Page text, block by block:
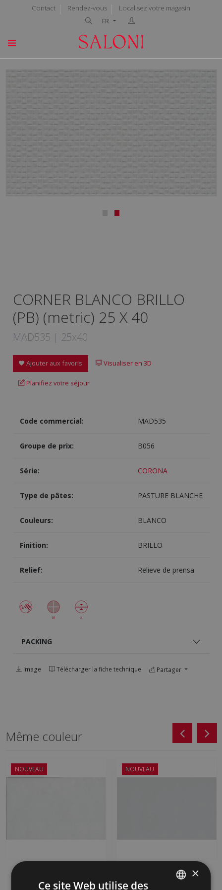
Contact Rendez-vous
Localisez votre magasin
FR
CORNER BLANCO BRILLO
(PB) (metric) 25 X 40
MAD535 | 25x40
Ajouter aux favoris Visualiser en 3D
Planifiez votre séjour
Code commercial: MAD535
Groupe de prix: B056
Série: CORONA
Type de pâtes: PASTURE BLANCHE
Couleurs: BLANCO
Finition: BRILLO
Relief: Relieve de prensa
PACKING
Image Télécharger la fiche technique Partager
Même couleur
NOUVEAU
MATE 25 X 50
NOUVEAU
CORONA BLANCO
BRILLO 25 X 50
×
Ce site Web utilise des